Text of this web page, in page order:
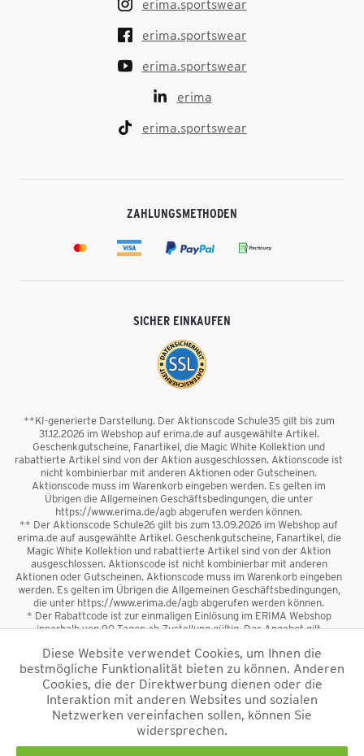
erima.sportswear
erima.sportswear
erima.sportswear
erima
erima.sportswear
ZAHLUNGSMETHODEN
SICHER EINKAUFEN
**KI-generierte Darstellung. Der Aktionscode Schule35 gilt bis zum
31.12.2026 im Webshop auf erima.de auf ausgewählte Artikel.
Geschenkgutscheine, Fanartikel, die Magic White Kollektion und
rabattierte Artikel sind von der Aktion ausgeschlossen. Aktionscode ist
nicht kombinierbar mit anderen Aktionen oder Gutscheinen.
Aktionscode muss im Warenkorb eingeben werden. Es gelten im
Übrigen die Allgemeinen Geschäftsbedingungen, die unter
https://www.erima.de/agb abgerufen werden können.
** Der Aktionscode Schule26 gilt bis zum 13.09.2026 im Webshop auf
erima.de auf ausgewählte Artikel. Geschenkgutscheine, Fanartikel, die
Magic White Kollektion und rabattierte Artikel sind von der Aktion
ausgeschlossen. Aktionscode ist nicht kombinierbar mit anderen
Aktionen oder Gutscheinen. Aktionscode muss im Warenkorb eingeben
werden. Es gelten im Übrigen die Allgemeinen Geschäftsbedingungen,
die unter https://www.erima.de/agb abgerufen werden können.
* Der Rabattcode ist zur einmaligen Einlösung im ERIMA Webshop
innerhalb von 90 Tagen ab Zustellung gültig. Das Angebot gilt
sowie Geschenkgutscheine sind vom Rabatt ausgeschlossen. Der
Rabattcode ist nicht mit anderen Aktionen oder Gutscheinen
kombinierbar. Der Mindestbestellwert beträgt 50 €
*Alle Preise verstehen sich inkl. Mehrwertsteuer und zzgl.
und ggf. Nachnahmegebühren, wenn nicht anders
beschrieben.
Diese Website verwendet Cookies, um Ihnen die
bestmögliche Funktionalität bieten zu können. Anderen
Cookies, die der Direktwerbung dienen oder die
Interaktion mit anderen Websites und sozialen
Netzwerken vereinfachen sollen, können Sie
widersprechen.